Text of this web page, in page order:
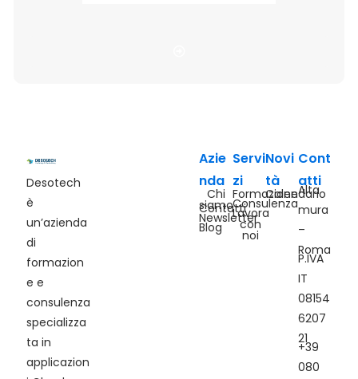
Desotech
è
un’azienda
di
formazion
e e
consulenza
specializza
ta in
applicazion
Azie
nda
Chi
siamo
Contatti
Newsletter
Blog
Servi
zi
Formazione
Consulenza
Lavora
con
noi
Novi
tà
Calendario
Cont
atti
Alta
mura
–
Roma
P.IVA
IT
08154
6207
21
+39
080